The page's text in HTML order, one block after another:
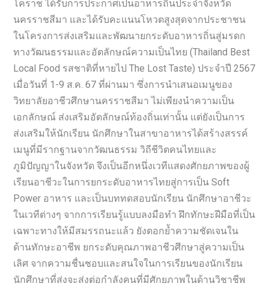
โคราช ได้รับการประกาศเป็นอาหารถิ่นประจำจังหวัด
นครราชสีมา และได้รับคะแนนโหวตสูงสุดจากประชาชน
ในโครงการส่งเสริมและพัฒนายกระดับอาหารถิ่นสู่มรดก
ทางวัฒนธรรมและอัตลักษณ์ความเป็นไทย (Thailand Best
Local Food รสชาติที่หายไป The Lost Taste) ประจำปี 2567
เมื่อวันที่ 1-9 ส.ค. 67 ที่ผ่านมา ซึ่งการนำเสนอเมนูของ
วิทยาลัยอาชีวศึกษานครราชสีมา ไม่เพียงนำความเป็น
เอกลักษณ์ ส่งเสริมอัตลักษณ์ท้องถิ่นเท่านั้น แต่ยังเป็นการ
ส่งเสริมให้นักเรียน นักศึกษาในสาขาอาหารได้สร้างสรรค์
เมนูที่มีรากฐานจากวัฒนธรรม วิถีชีวิตคนไทยและ
ภูมิปัญญาในจังหวัด จึงเป็นอีกหนึ่งเวทีแสดงศักยภาพของผู้
เรียนอาชีวะในการยกระดับอาหารไทยสู่การเป็น Soft
Power อาหาร และเป็นบททดสอบนักเรียน นักศึกษาอาชีวะ
ในเวทีต่างๆ จากการเรียนรู้แบบลงมือทำ ฝึกทักษะฝีมือที่เป็น
เฉพาะทางให้มีสมรรถนะแล้ว ยังตอกย้ำความชัดเจนใน
ด้านทักษะอาชีพ ยกระดับคุณภาพอาชีวศึกษาสู่ความเป็น
เลิศ จากความชื่นชอบและสนใจในการเรียนของนักเรียน
นักศึกษาที่ส่งจะส่งต่อกำลังคนที่มีศักยภาพในด้านวิชาชีพ